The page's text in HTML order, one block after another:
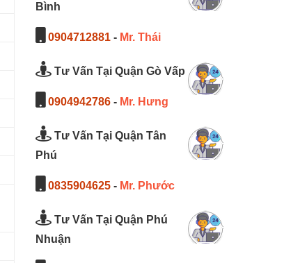
Bình
0904712881 - Mr. Thái
Tư Vấn Tại Quận Gò Vấp
0904942786 - Mr. Hưng
Tư Vấn Tại Quận Tân
Phú
0835904625 - Mr. Phước
Tư Vấn Tại Quận Phú
Nhuận